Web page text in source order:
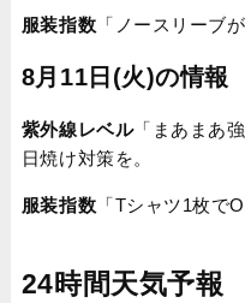
服装指数 「ノースリーブ
8月11日(火)の情報
紫外線レベル「まあまあ
日焼け対策を。
服装指数 「Tシャツ1枚で
24時間天気予報